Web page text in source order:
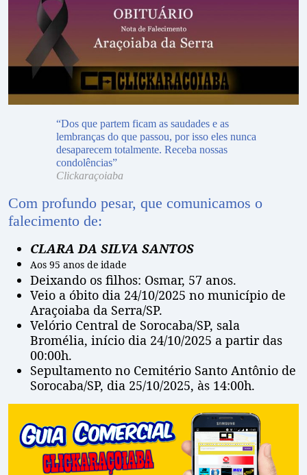
“Dos que partem ficam as saudades e as
lembranças do que passou, por isso eles nunca
desaparecem totalmente. Receba nossas
condolências”
Clickaraçoiaba
Com profundo pesar, que comunicamos o
falecimento de:
CLARA DA SILVA SANTOS
Aos 95 anos de idade
Deixando os filhos: Osmar, 57 anos.
Veio a óbito dia 24/10/2025 no município de
Araçoiaba da Serra/SP.
Velório Central de Sorocaba/SP, sala
Bromélia, início dia 24/10/2025 a partir das
00:00h.
Sepultamento no Cemitério Santo Antônio de
Sorocaba/SP, dia 25/10/2025, às 14:00h.